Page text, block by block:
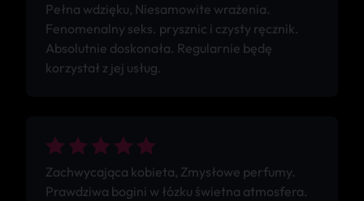
Pełna wdzięku, Niesamowite wrażenia.
Fenomenalny seks. prysznic i czysty ręcznik.
Absolutnie doskonała. Regularnie będę
korzystał z jej usług.
Zachwycająca kobieta, Zmysłowe perfumy.
Prawdziwa bogini w łózku świetna atmosfera.